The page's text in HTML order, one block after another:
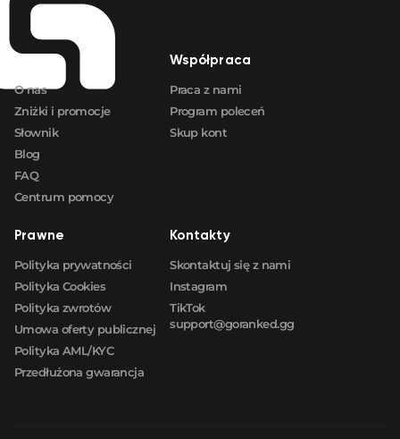
Firma
O nas
Zniżki i promocje
Słownik
Blog
FAQ
Centrum pomocy
Współpraca
Praca z nami
Program poleceń
Skup kont
Prawne
Polityka prywatności
Polityka Cookies
Polityka zwrotów
Umowa oferty publicznej
Polityka AML/KYC
Przedłużona gwarancja
Kontakty
Skontaktuj się z nami
Instagram
TikTok
support@goranked.gg